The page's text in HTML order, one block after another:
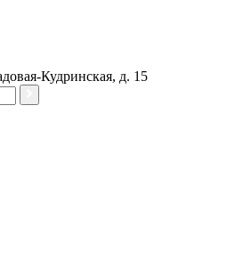
Кудринская, д. 15